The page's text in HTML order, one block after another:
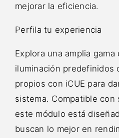
mejorar la eficiencia.
Perfila tu experiencia
Explora una amplia
iluminación predefinidos
propios con iCUE para
sistema. Compatible con
este módulo está
buscan lo mejor en